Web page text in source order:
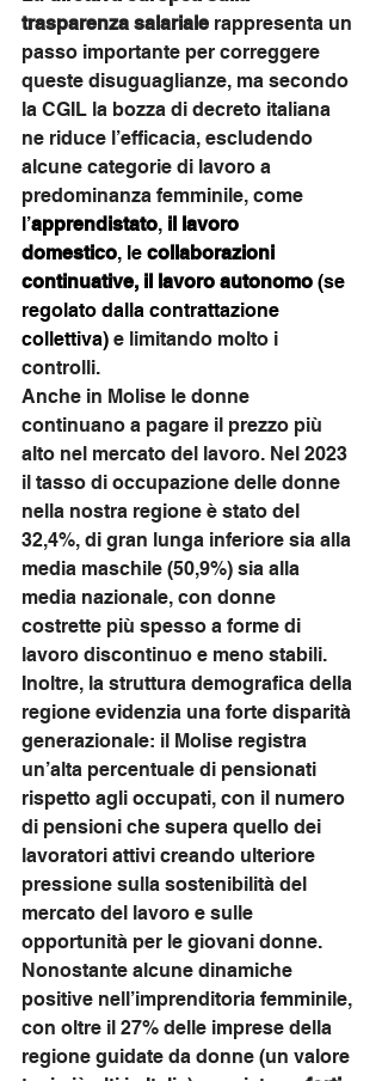
trasparenza salariale rappresenta un
passo importante per correggere
queste disuguaglianze, ma secondo
la CGIL la bozza di decreto italiana
ne riduce l’efficacia, escludendo
alcune categorie di lavoro a
predominanza femminile, come
l’apprendistato, il lavoro
domestico, le collaborazioni
continuative, il lavoro autonomo (se
regolato dalla contrattazione
collettiva) e limitando molto i
controlli.
Anche in Molise le donne
continuano a pagare il prezzo più
alto nel mercato del lavoro. Nel 2023
il tasso di occupazione delle donne
nella nostra regione è stato del
32,4%, di gran lunga inferiore sia alla
media maschile (50,9%) sia alla
media nazionale, con donne
costrette più spesso a forme di
lavoro discontinuo e meno stabili.
Inoltre, la struttura demografica della
regione evidenzia una forte disparità
generazionale: il Molise registra
un’alta percentuale di pensionati
rispetto agli occupati, con il numero
di pensioni che supera quello dei
lavoratori attivi creando ulteriore
pressione sulla sostenibilità del
mercato del lavoro e sulle
opportunità per le giovani donne.
Nonostante alcune dinamiche
positive nell’imprenditoria femminile,
con oltre il 27% delle imprese della
regione guidate da donne (un valore